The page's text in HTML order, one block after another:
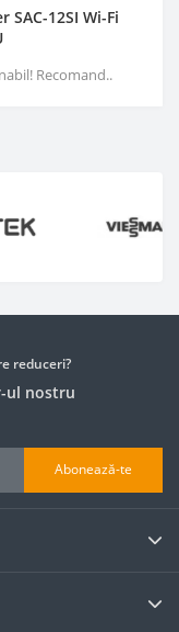
12SI Wi-Fi
Recomand..
reduceri?
ul nostru
Abonează-te